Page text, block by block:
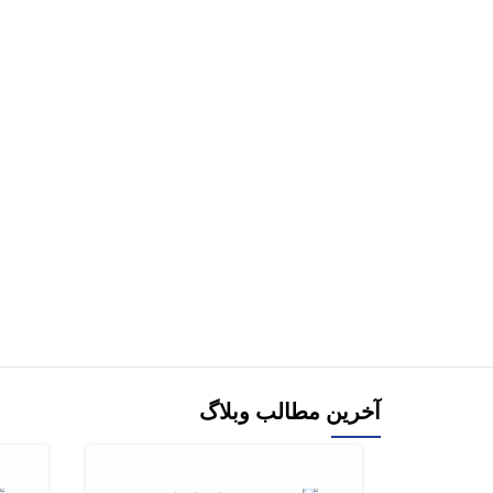
آخرین مطالب وبلاگ